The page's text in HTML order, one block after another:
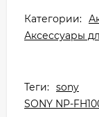
Категории:
Аксессуары
Теги: sony
SONY NP-